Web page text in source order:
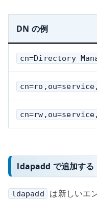
DN の例
cn=Directory
ldapadd で追加する
ldapadd
は新しいエ